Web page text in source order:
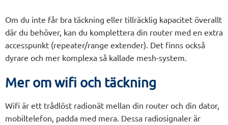
Om du inte får bra täckning eller tillräcklig kapacitet överallt
där du behöver, kan du komplettera din router med en extra
accesspunkt (repeater/range extender). Det finns också
dyrare och mer komplexa så kallade mesh-system.
Mer om wifi och täckning
Wifi är ett trådlöst radionät mellan din router och din dator,
mobiltelefon, padda med mera. Dessa radiosignaler är